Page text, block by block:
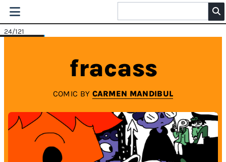
24/121
fracass
COMIC BY CARMEN MANDIBUL